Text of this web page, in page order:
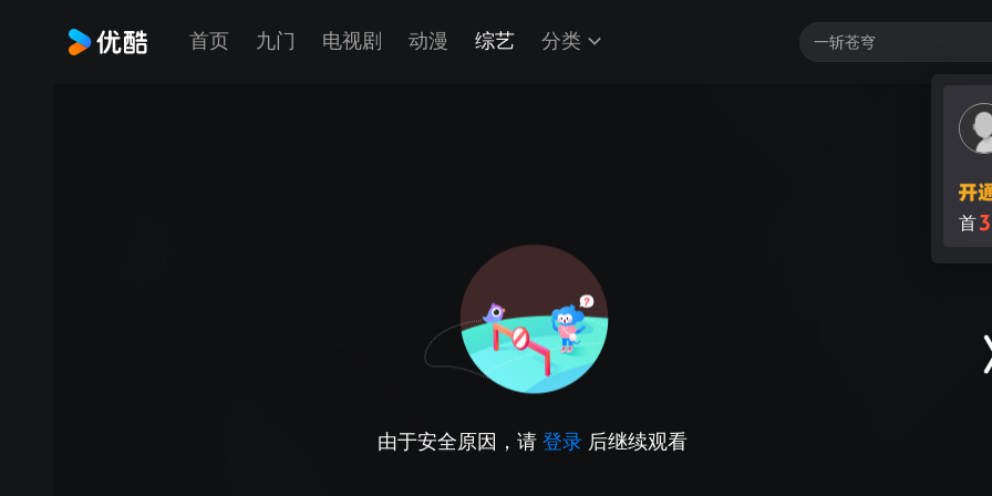
首页 九门 电视剧 动漫 综艺 分类
首3
由于安全原因，请 登录 后继续观看